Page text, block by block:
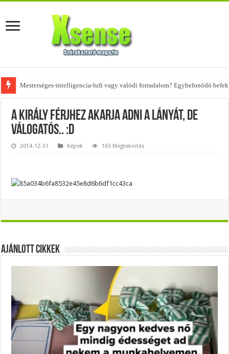
Mesterséges-intelligencia-lufi vagy valódi forradalom? Egybefonódó
Az övtáskák továbbra is trendik – nézd meg, milyen stílusokhoz illenek!
A király férjhez akarja adni a lányát, de
válogatós.. :D
2014-12-31 Képek 165 Megtekintés
Ajánlott Cikkek